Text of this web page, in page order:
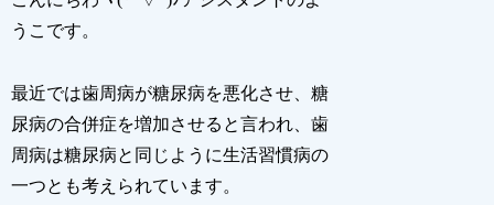
うこです。
最近では歯周病が糖尿病を悪化させ、糖
尿病の合併症を増加させると言われ、歯
周病は糖尿病と同じように生活習慣病の
一つとも考えられています。